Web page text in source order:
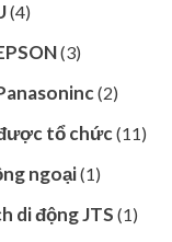
(4)
(3)
(2)
tổ chức(11)
ngoại(1)
di động JTS (1)